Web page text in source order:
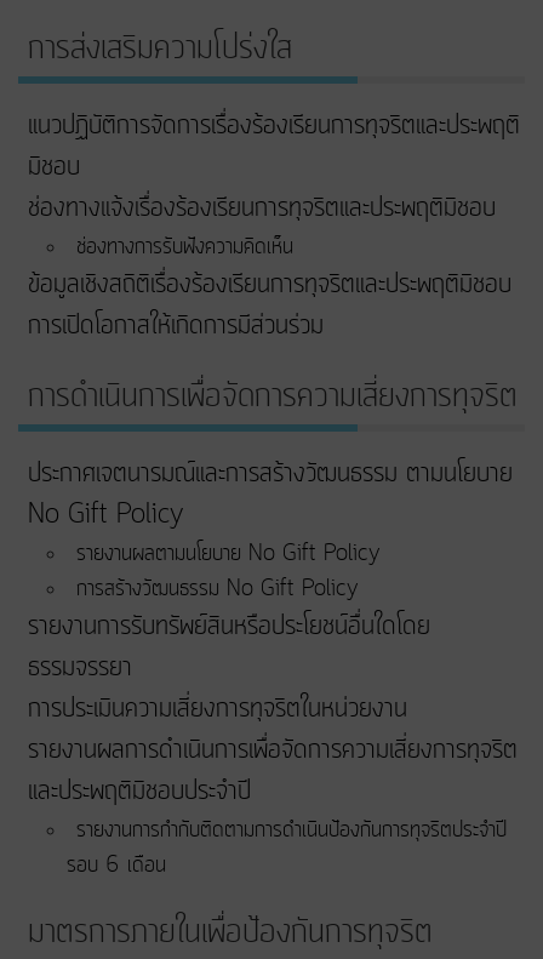
การส่งเสริมความโปร่งใส
แนวปฏิบัติการจัดการเรื่องร้องเรียนการทุจริตและประพฤติ
มิชอบ
ช่องทางแจ้งเรื่องร้องเรียนการทุจริตและประพฤติมิชอบ
ช่องทางการรับฟังความคิดเห็น
ข้อมูลเชิงสถิติเรื่องร้องเรียนการทุจริตและประพฤติมิชอบ
การเปิดโอกาสให้เกิดการมีส่วนร่วม
การดำเนินการเพื่อจัดการความเสี่ยงการทุจริต
ประกาศเจตนารมณ์และการสร้างวัฒนธรรม ตามนโยบาย
No Gift Policy
รายงานผลตามนโยบาย No Gift Policy
การสร้างวัฒนธรรม No Gift Policy
รายงานการรับทรัพย์สินหรือประโยชน์อื่นใดโดย
ธรรมจรรยา
การประเมินความเสี่ยงการทุจริตในหน่วยงาน
รายงานผลการดำเนินการเพื่อจัดการความเสี่ยงการทุจริต
และประพฤติมิชอบประจำปี
รายงานการกำกับติดตามการดำเนินป้องกันการทุจริตประจำปี
รอบ 6 เดือน
มาตรการภายในเพื่อป้องกันการทุจริต